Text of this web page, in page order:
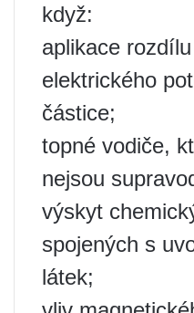
když:
aplikace
elektrického
částice;
topné vodiče,
nejsou
výskyt
spojených s
látek;